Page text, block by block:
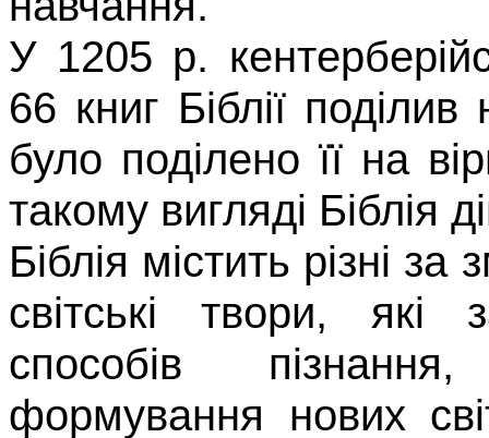
У 1205 р.
66 книг Біблії
було поді­лено її на
такому вигляді Біблія
Біблія містить різні
світські твори, які
способів
формування нових